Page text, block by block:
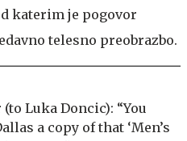
katerim je pogovor
telesno preobrazbo.
Luka Doncic): “You
a copy of that ‘Men’s